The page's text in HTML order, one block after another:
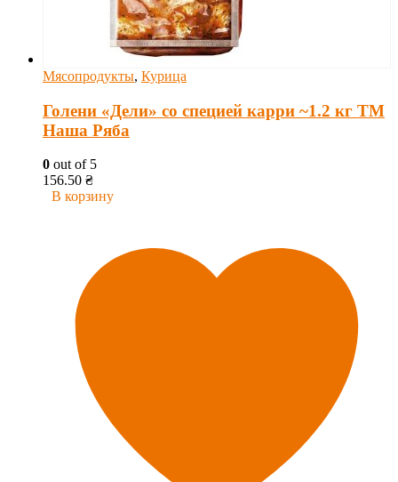
Мясопродукты, Курица
Голени «Дели» со специей карри ~1.2 кг ТМ
Наша Ряба
0 out of 5
156.50 ₴
В корзину